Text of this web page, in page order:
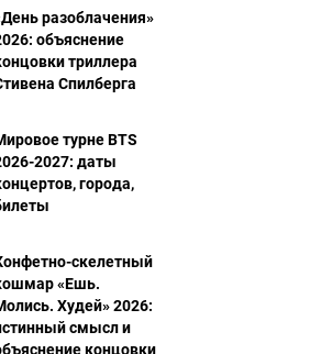
разоблачения»
объяснение
триллера
Спилберга
турне BTS
2027: даты
города,
скелетный
«Ешь.
Худей» 2026:
смысл и
концовки